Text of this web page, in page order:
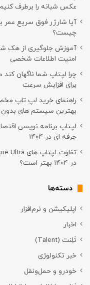
عکس شبانه را برطرف
آیا شارژر فوق سریع عمر
چیست؟
امنیت اطلاعات شخصی
برای افزایش سرعت
بهترین سیستم های بدون
حرفه ای در ۱۴۰۴
در ۱۴۰۴ بهتر است؟
دسته‌ها
اپلیکیشن و نرم‌افزار
اخبار
تَلِنت (Talent)
خبر تکنولوژی
خودرو و حمل‌و‌نقل